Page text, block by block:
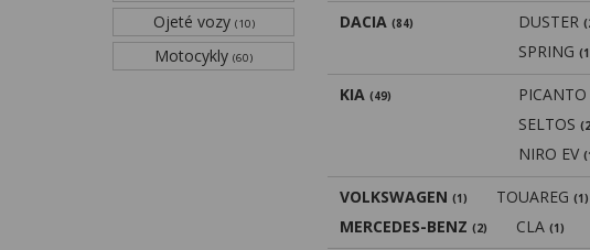
Ojeté vozy (10)
Motocykly (60)
DACIA (84) DUSTER
SPRING
KIA (49)
SELTOS
NIRO EV
VOLKSWAGEN (1) TOUAREG (1)
MERCEDES-BENZ (2) CLA (1)